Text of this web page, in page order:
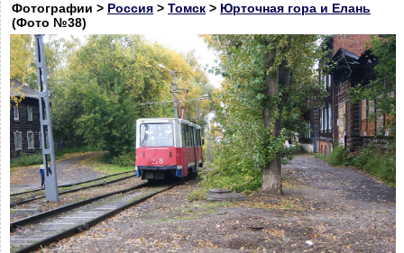
Фотографии > Россия > Томск > Юрточная гора и Елань
(Фото №38)